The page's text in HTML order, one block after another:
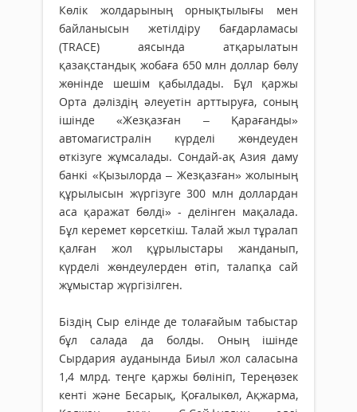
Көлік жолдарының орнықтылығы мен
байланысын жетілдіру бағдарламасы
(TRACE) аясында атқарылатын
қазақстандық жобаға 650 млн доллар бөлу
жөнінде шешім қабылдады. Бұл қаржы
Орта дәліздің әлеуетін арттыруға, соның
ішінде «Жезқазған – Қарағанды»
автомагистралін күрделі жөндеуден
өткізуге жұмсалады. Сондай-ақ Азия даму
банкі «Қызылорда – Жезқазған» жолының
құрылысын жүргізуге 300 млн доллардан
аса қаражат бөлді» - делінген мақалада.
Бұл керемет көрсеткіш. Талай жыл тұралап
қалған жол құрылыстары жанданып,
күрделі жөндеулерден өтіп, талапқа сай
жұмыстар жүргізілген.
Біздің Сыр елінде де толағайым табыстар
бұл салада да болды. Оның ішінде
Сырдария ауданында Биыл жол саласына
1,4 млрд. теңге қаржы бөлініп, Тереңөзек
кенті және Бесарық, Қоғалыкөл, Ақжарма,